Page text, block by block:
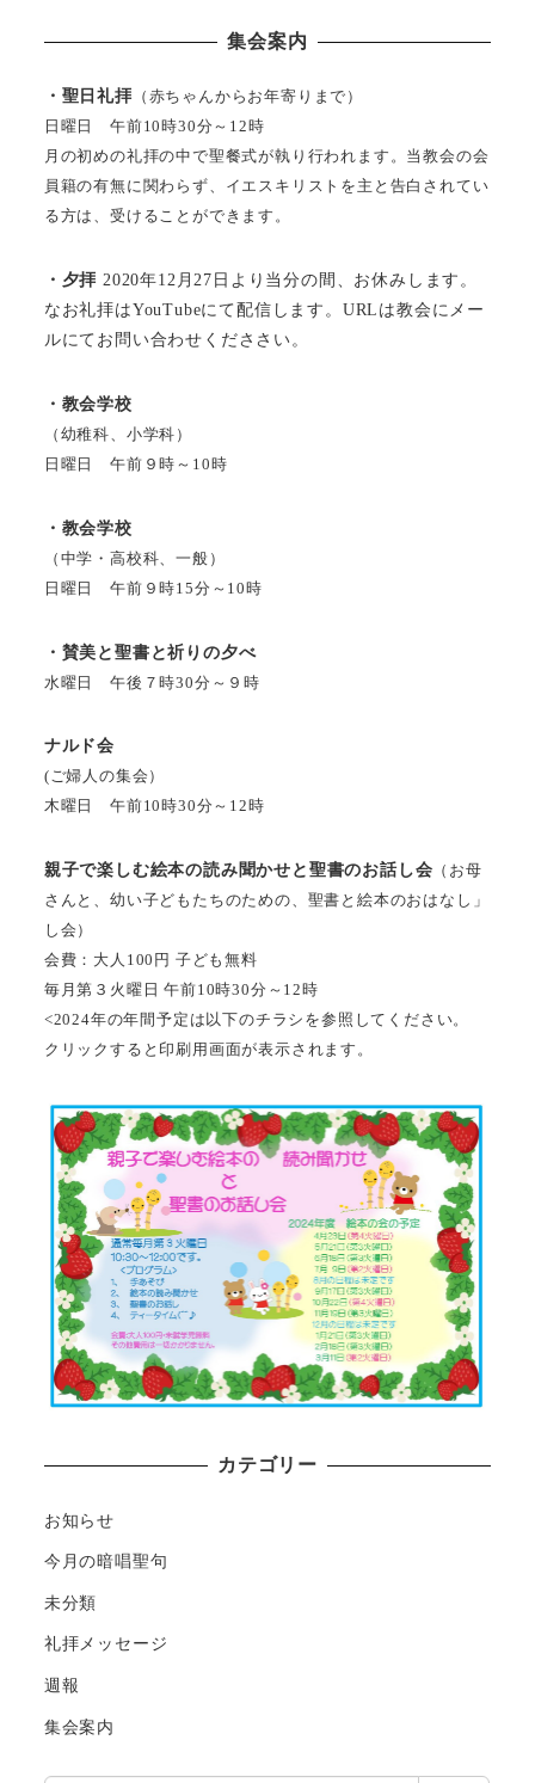
集会案内
・聖日礼拝 （赤ちゃんからお年寄りまで）
日曜日 午前10時30分～12時
月の初めの礼拝の中で聖餐式が執り行われます。当教会の会
員籍の有無に関わらず、イエスキリストを主と告白されてい
る方は、受けることができます。
・夕拝 2020年12月27日より当分の間、お休みします。
なお礼拝はYouTubeにて配信します。URLは教会にメー
ルにてお問い合わせくだささい。
・教会学校
（幼稚科、小学科）
日曜日 午前９時～10時
・教会学校
（中学・高校科、一般）
日曜日 午前９時15分～10時
・賛美と聖書と祈りの夕べ
水曜日 午後７時30分～９時
ナルド会
(ご婦人の集会）
木曜日 午前10時30分～12時
親子で楽しむ絵本の読み聞かせと聖書のお話し会 （お母
さんと、幼い子どもたちのための、聖書と絵本のおはなし」
し会）
会費：大人100円 子ども無料
毎月第３火曜日 午前10時30分～12時
<2024年の年間予定は以下のチラシを参照してください。
クリックすると印刷用画面が表示されます。
カテゴリー
お知らせ
今月の暗唱聖句
未分類
礼拝メッセージ
週報
集会案内